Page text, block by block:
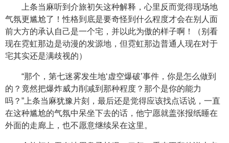
上条当麻听到介旅初矢这种解释，心里反而觉得现场地
气氛更尴尬了！性格到底是要奇怪到什么程度才会在别人面
前大方的承认自己是一个宅，并以此为傲的样子啊！（别看
现在霓虹那边是动漫的发源地，但霓虹那边普通人现在对于
宅其实还是满歧视的）
“那个，第七迷雾发生地‘虚空爆破’事件，你是怎么做到
的？竟然把爆炸威力削减到那种程度？那个是你的能力
吗？”上条当麻犹豫片刻，最后还是觉得应该找点话说，一直
在这种尴尬的气氛中呆坐下去的话，他宁愿就盖张报纸睡在
外面的走廊上，也不愿意继续呆在这里。